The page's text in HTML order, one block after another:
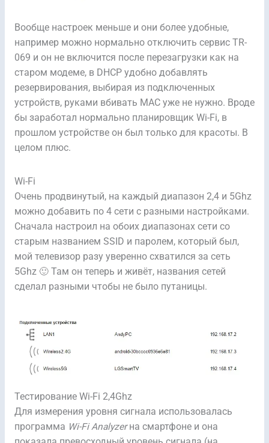
Вообще настроек меньше и они более удобные,
например можно нормально отключить сервис TR-
069 и он не включится после перезагрузки как на
старом модеме, в DHCP удобно добавлять
резервирования, выбирая из подключенных
устройств, руками вбивать MAC уже не нужно. Вроде
бы заработал нормально планировщик Wi-Fi, в
прошлом устройстве он был только для красоты. В
целом плюс.
Wi-Fi
Очень продвинутый, на каждый диапазон 2,4 и 5Ghz
можно добавить по 4 сети с разными настройками.
Сначала настроил на обоих диапазонах сети со
старым названием SSID и паролем, который был,
мой телевизор разу уверенно схватился за сеть
5Ghz 🙂 Там он теперь и живёт, названия сетей
сделал разными чтобы не было путаницы.
Тестирование Wi-Fi 2,4Ghz
Для измерения уровня сигнала использовалась
программа Wi-Fi Analyzerна смартфоне и она